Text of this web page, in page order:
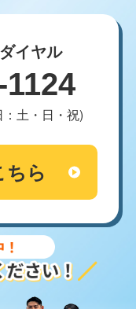
イヤル
土・日・祝)
ちら